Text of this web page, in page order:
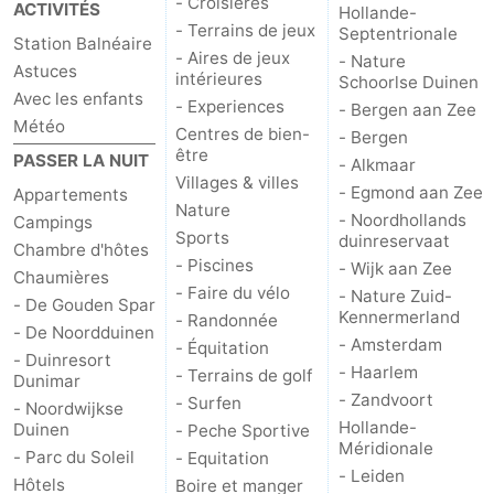
Monuments
-
Points
vue
Attractions
Croisières
-
Terrains
de
jeux
-
Aires
de
jeux
intérieures
-
Experiences
Centres
de
bien-
Villages
&
Nature
ACTIVITÉS
Station Balnéaire
Astuces
Avec les enfants
Météo
PASSER LA NUIT
Appartements
Campings
Chambre d'hôtes
Chaumières
- De Gouden Spar
- De Noordduinen
- Duinresort
Dunimar
- Noordwijkse
Duinen
- Parc du Soleil
Hôtels
- Terrains de jeux
- Aires de jeux
intérieures
- Experiences
Centres de bien-
être
Villages & villes
Nature
Sports
- Piscines
- Faire du vélo
- Randonnée
- Équitation
- Terrains de golf
- Surfen
- Peche Sportive
- Equitation
Boire et manger
Hollande-
Septentrionale
- Nature
Schoorlse Duinen
- Bergen aan Zee
- Bergen
- Alkmaar
- Egmond aan Zee
- Noordhollands
duinreservaat
- Wijk aan Zee
- Nature Zuid-
Kennermerland
- Amsterdam
- Haarlem
- Zandvoort
Hollande-
Méridionale
- Leiden